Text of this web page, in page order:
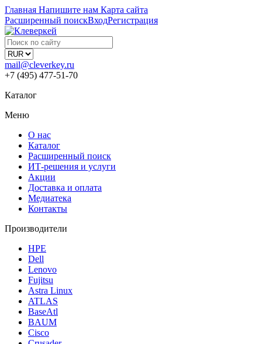
Главная Напишите нам Карта сайта
Расширенный поискВходРегистрация
mail@cleverkey.ru
+7 (495) 477-51-70
Каталог
Меню
О нас
Каталог
Расширенный поиск
ИТ-решения и услуги
Акции
Доставка и оплата
Медиатека
Контакты
Производители
HPE
Dell
Lenovo
Fujitsu
Astra Linux
ATLAS
BaseAtl
BAUM
Cisco